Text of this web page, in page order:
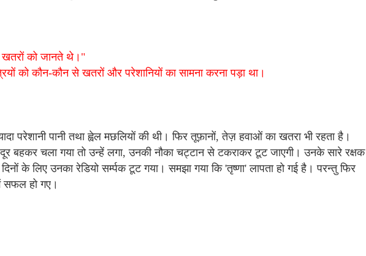
को जानते थे।"
को कौन-कौन से खतरों और परेशानियों का सामना करना पड़ा था।
परेशानी पानी तथा ह्वेल मछलियों की थी। फिर तूफ़ानों, तेज़ हवाओं का खतरा भी रहता है।
बहकर चला गया तो उन्हें लगा, उनकी नौका चट्टान से टकराकर टूट जाएगी। उनके सारे रक्षक
के लिए उनका रेडियो सर्म्पक टूट गया। समझा गया कि 'तृष्णा' लापता हो गई है। परन्तु फिर
सफल हो गए।